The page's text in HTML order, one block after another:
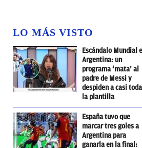
LO MÁS VISTO
Escándalo Mundial
Argentina: un
programa ‘mata’ al
padre de Messi y
despiden a casi toda
la plantilla
España tuvo que
marcar tres goles a
Argentina para
ganarla en la final: